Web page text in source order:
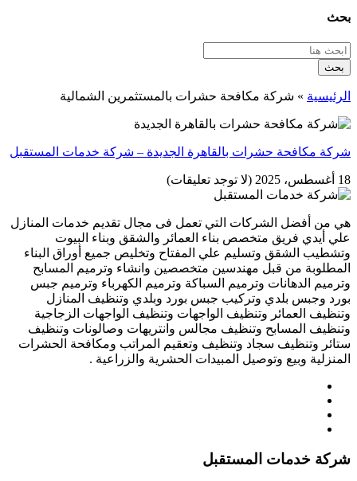
بحث
بحث
الرئيسية » شركة مكافحة حشرات بالمستثمرين الشمالية
شركة مكافحة حشرات بالقاهرة الجديدة – شركة خدمات المستقبل
18 أغسطس، 2025 (لا توجد تعليقات)
هي من أفضل الشركات التي تعمل فى مجال تقديم خدمات المنازل
علي أيدي فريق متخصص بناء العمائر والشقق وبناء البيوت
وتشطيب الشقق وتسليم علي المفتاح وتخليص جميع أوراق البناء
المطلوبة من قبل مهندسين متخصصين وانشاء وترميم المسابح
وترميم الدهانات وترميم السباكة وترميم الكهرباء وترميم جبس
بورد وجبس بلدي وتركيب جبس بورد وبلدي وتنظيف المنازل
وتنظيف العمائر وتنظيف الواجهات وتنظيف الواجهات الزجاجية
وتنظيف المسابح وتنظيف مجالس وانتريهات وصالونات وتنظيف
ستائر وتنظيف سجاد وتنظيف وتعقيم المراتب ومكافحة الحشرات
المنزلية وبيع وتوصيل المبيدات الحشرية والزراعية .
شركة خدمات المستقبل